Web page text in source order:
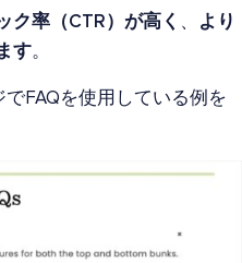
ク率（CTR）が高く 、
より
す。
FAQを使用している例を